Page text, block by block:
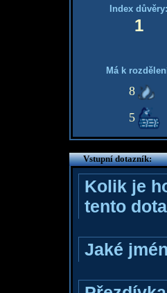
Index důvěry:
1
Má k
8
5
Vstupní dotazník:
Kolik je
tento
Jaké